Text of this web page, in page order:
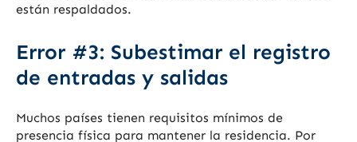
están respaldados.
Error #3: Subestimar el registro
de entradas y salidas
Muchos países tienen requisitos mínimos de
presencia física para mantener la residencia. Por